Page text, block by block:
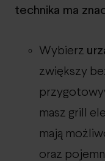
technika ma
Wybierz
zwiększy
masz grill
mają
oraz